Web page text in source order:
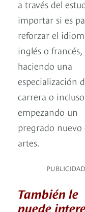
a través del
importar si es
reforzar el
inglés o francés,
haciendo una
especialización
carrera o incluso
empezando un
pregrado nuevo
artes.
PUBLICIDAD
También le
puede